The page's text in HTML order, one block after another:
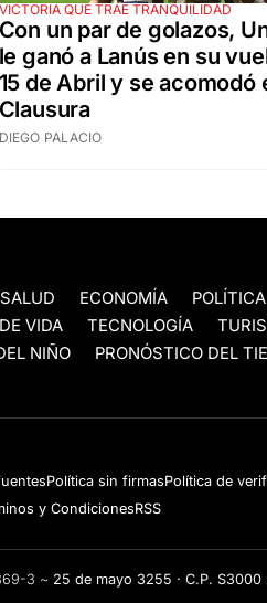
VICTORIA QUE TRAE TRANQUILIDAD
Con un par de golazos,
le ganó a Lanús en su
15 de Abril y se acomodó
Clausura
DIEGO PALACIO
SALUD ECONOMÍA POLÍTICA
VIDA TECNOLOGÍA
NIÑO PRONÓSTICO DEL
Política sin firmasPolítica de
y CondicionesRSS
3 ~ 25 de mayo 3255 · C.P. S3000